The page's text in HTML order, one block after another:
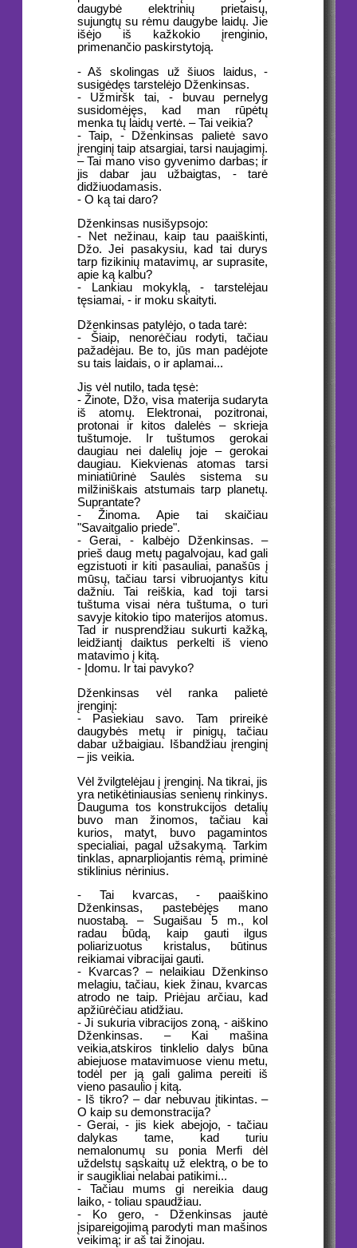
daugybė elektrinių prietaisų,
sujungtų su rėmu daugybe laidų. Jie
išėjo iš kažkokio įrenginio,
primenančio paskirstytoją.
- Aš skolingas už šiuos laidus, -
susigėdęs tarstelėjo Dženkinsas.
- Užmiršk tai, - buvau pernelyg
susidomėjęs, kad man rūpėtų
menka tų laidų vertė. – Tai veikia?
- Taip, - Dženkinsas palietė savo
įrenginį taip atsargiai, tarsi naujagimį.
– Tai mano viso gyvenimo darbas; ir
jis dabar jau užbaigtas, - tarė
didžiuodamasis.
- O ką tai daro?
Dženkinsas nusišypsojo:
- Net nežinau, kaip tau paaiškinti,
Džo. Jei pasakysiu, kad tai durys
tarp fizikinių matavimų, ar suprasite,
apie ką kalbu?
- Lankiau mokyklą, - tarstelėjau
tęsiamai, - ir moku skaityti.
Dženkinsas patylėjo, o tada tarė:
- Šiaip, nenorėčiau rodyti, tačiau
pažadėjau. Be to, jūs man padėjote
su tais laidais, o ir aplamai...
Jis vėl nutilo, tada tęsė:
- Žinote, Džo, visa materija sudaryta
iš atomų. Elektronai, pozitronai,
protonai ir kitos dalelės – skrieja
tuštumoje. Ir tuštumos gerokai
daugiau nei dalelių joje – gerokai
daugiau. Kiekvienas atomas tarsi
miniatiūrinė Saulės sistema su
milžiniškais atstumais tarp planetų.
Suprantate?
- Žinoma. Apie tai skaičiau
"Savaitgalio priede".
- Gerai, - kalbėjo Dženkinsas. –
prieš daug metų pagalvojau, kad gali
egzistuoti ir kiti pasauliai, panašūs į
mūsų, tačiau tarsi vibruojantys kitu
dažniu. Tai reiškia, kad toji tarsi
tuštuma visai nėra tuštuma, o turi
savyje kitokio tipo materijos atomus.
Tad ir nusprendžiau sukurti kažką,
leidžiantį daiktus perkelti iš vieno
matavimo į kitą.
- Įdomu. Ir tai pavyko?
Dženkinsas vėl ranka palietė
įrenginį:
- Pasiekiau savo. Tam prireikė
daugybės metų ir pinigų, tačiau
dabar užbaigiau. Išbandžiau įrenginį
– jis veikia.
Vėl žvilgtelėjau į įrenginį. Na tikrai, jis
yra netikėtiniausias senienų rinkinys.
Dauguma tos konstrukcijos detalių
buvo man žinomos, tačiau kai
kurios, matyt, buvo pagamintos
specialiai, pagal užsakymą. Tarkim
tinklas, apnarpliojantis rėmą, priminė
stiklinius nėrinius.
- Tai kvarcas, - paaiškino
Dženkinsas, pastebėjęs mano
nuostabą. – Sugaišau 5 m., kol
radau būdą, kaip gauti ilgus
poliarizuotus kristalus, būtinus
reikiamai vibracijai gauti.
- Kvarcas? – nelaikiau Dženkinso
melagiu, tačiau, kiek žinau, kvarcas
atrodo ne taip. Priėjau arčiau, kad
apžiūrėčiau atidžiau.
- Ji sukuria vibracijos zoną, - aiškino
Dženkinsas. – Kai mašina
veikia,atskiros tinklelio dalys būna
abiejuose matavimuose vienu metu,
todėl per ją gali galima pereiti iš
vieno pasaulio į kitą.
- Iš tikro? – dar nebuvau įtikintas. –
O kaip su demonstracija?
- Gerai, - jis kiek abejojo, - tačiau
dalykas tame, kad turiu
nemalonumų su ponia Merfi dėl
uždelstų sąskaitų už elektrą, o be to
ir saugikliai nelabai patikimi...
- Tačiau mums gi nereikia daug
laiko, - toliau spaudžiau.
- Ko gero, - Dženkinsas jautė
įsipareigojimą parodyti man mašinos
veikimą; ir aš tai žinojau.